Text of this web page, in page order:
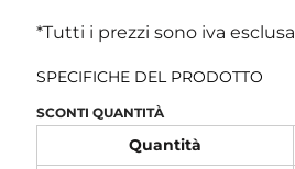
*Tutti i prezzi sono iva esclusa
SPECIFICHE DEL PRODOTTO
SCONTI QUANTITÀ
Quantità